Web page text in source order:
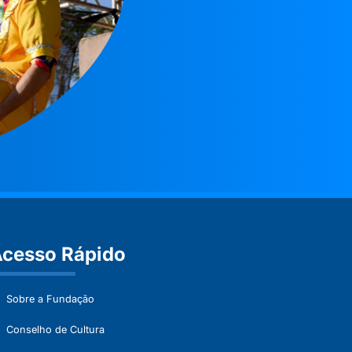
Rápido
Sobre a Fundação
Conselho de Cultura